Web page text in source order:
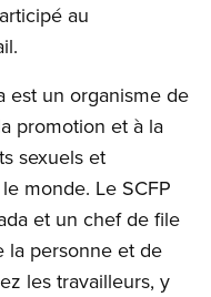
au
est un organisme de
promotion et à la
sexuels et
monde. Le SCFP
et un chef de file
la personne et de
les travailleurs, y